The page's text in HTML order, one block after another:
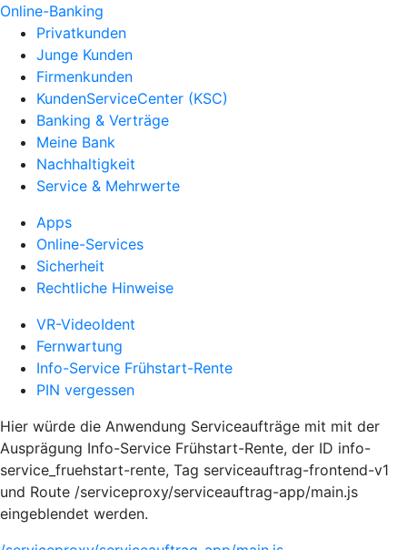
Online-Banking
Privatkunden
Junge Kunden
Firmenkunden
KundenServiceCenter (KSC)
Banking & Verträge
Meine Bank
Nachhaltigkeit
Service & Mehrwerte
Apps
Online-Services
Sicherheit
Rechtliche Hinweise
VR-VideoIdent
Fernwartung
Info-Service Frühstart-Rente
PIN vergessen
Hier würde die Anwendung Serviceaufträge mit mit der
Ausprägung Info-Service Frühstart-Rente, der ID info-
service_fruehstart-rente, Tag serviceauftrag-frontend-v1
und Route /serviceproxy/serviceauftrag-app/main.js
eingeblendet werden.